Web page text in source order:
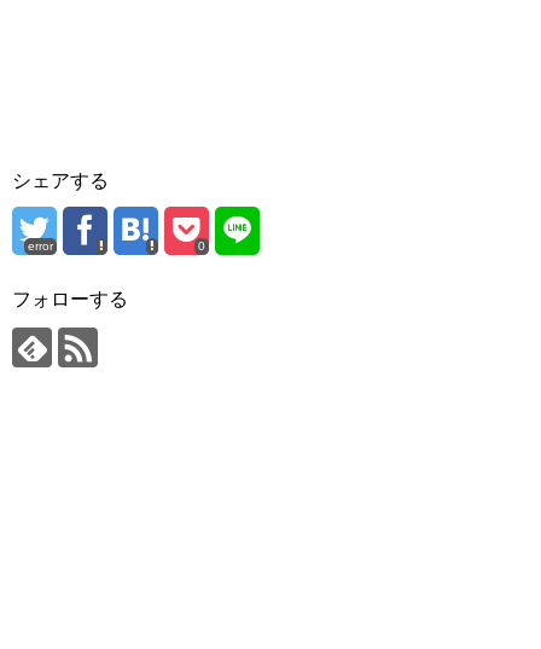
シェアする
error 0
フォローする